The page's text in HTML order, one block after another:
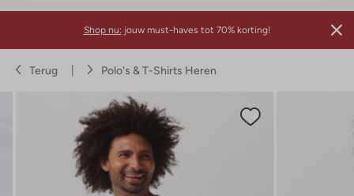
Shop nu: jouw must-haves tot 70% korting!
Terug Polo's & T-Shirts Heren